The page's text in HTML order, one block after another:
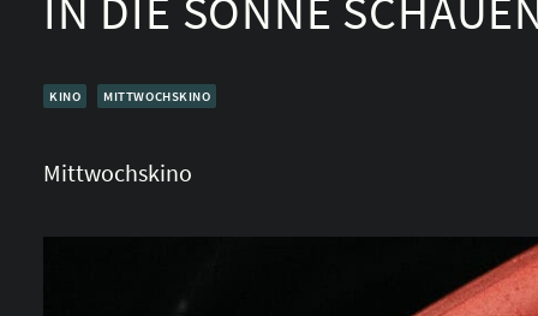
IN DIE SONNE
KINO MITTWOCHSKINO
Mittwochskino